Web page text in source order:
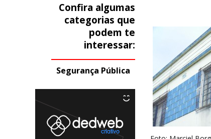
Confira algumas
categorias que
podem te
interessar:
Segurança Pública